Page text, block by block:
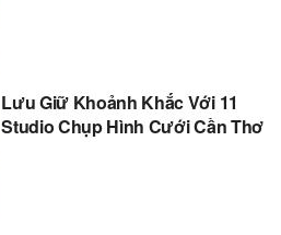
Lưu Giữ Khoảnh Khắc Với 11
Studio Chụp Hình Cưới Cần Thơ